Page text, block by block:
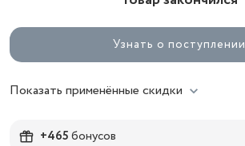
Узнать о поступлении
Показать применённые скидки
+465бонусов